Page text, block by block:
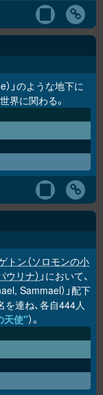
）」のような地下に
界に関わる。
トン（ソロモンの小
ウリナ） 」において、
Sammael）」配下
連ね、各自444人
天使"）。